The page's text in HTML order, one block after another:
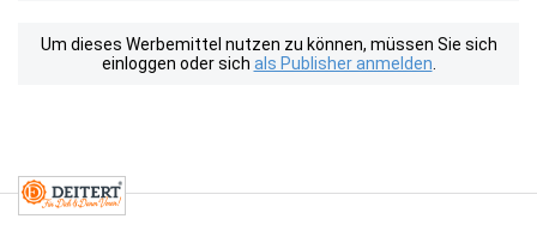
Um dieses Werbemittel nutzen zu können, müssen Sie sich
einloggen oder sich als Publisher anmelden